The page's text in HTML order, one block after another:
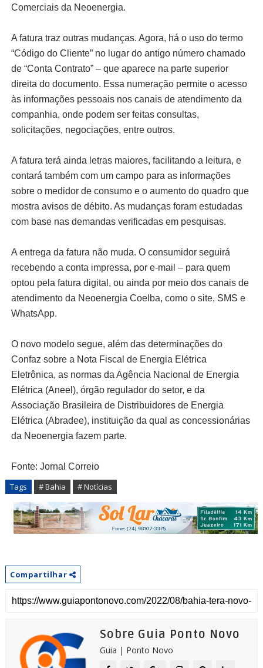
Comerciais da Neoenergia.
A fatura traz outras mudanças. Agora, há o uso do termo
“Código do Cliente” no lugar do antigo número chamado
de “Conta Contrato” – que aparece na parte superior
direita do documento. Essa numeração permite o acesso
às informações pessoais nos canais de atendimento da
companhia, onde podem ser feitas consultas,
solicitações, negociações, entre outros.
A fatura terá ainda letras maiores, facilitando a leitura, e
contará também com um campo para as informações
sobre o medidor de consumo e o aumento do quadro que
mostra avisos de débito. As mudanças foram estudadas
com base nas demandas verificadas em pesquisas.
A entrega da fatura não muda. O consumidor seguirá
recebendo a conta impressa, por e-mail – para quem
optou pela fatura digital, ou ainda por meio dos canais de
atendimento da Neoenergia Coelba, como o site, SMS e
WhatsApp.
O novo modelo segue, além das determinações do
Confaz sobre a Nota Fiscal de Energia Elétrica
Eletrônica, as normas da Agência Nacional de Energia
Elétrica (Aneel), órgão regulador do setor, e da
Associação Brasileira de Distribuidores de Energia
Elétrica (Abradee), instituição da qual as concessionárias
da Neoenergia fazem parte.
Fonte: Jornal Correio
Tags # Bahia # Notícias
Compartilhar
Sobre Guia Ponto Novo
Guia | Ponto Novo